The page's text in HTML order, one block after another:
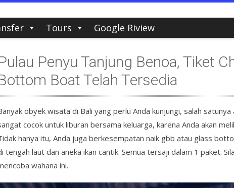
Tours Google Riview
Penyu Tanjung Benoa, Tiket
Boat Telah Tersedia
obyek wisata di Bali yang perlu Anda kunjungi, salah
cocok untuk liburan bersama keluarga, karena Anda akan
hanya itu, Anda juga berkesempatan naik gbb atau glass
tengah laut dan aneka ikan cantik. Semua tersaji dalam 1 paket.
wahana ini.